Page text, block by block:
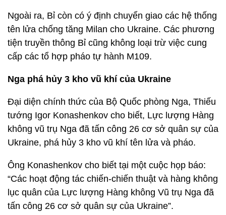
Ngoài ra, Bỉ còn có ý định chuyển giao các hệ thống
tên lửa chống tăng Milan cho Ukraine. Các phương
tiện truyền thông Bỉ cũng không loại trừ việc cung
cấp các tổ hợp pháo tự hành M109.
Nga phá hủy 3 kho vũ khí của Ukraine
Đại diện chính thức của Bộ Quốc phòng Nga, Thiếu
tướng Igor Konashenkov cho biết, Lực lượng Hàng
không vũ trụ Nga đã tấn công 26 cơ sở quân sự của
Ukraine, phá hủy 3 kho vũ khí tên lửa và pháo.
Ông Konashenkov cho biết tại một cuộc họp báo:
“Các hoạt động tác chiến-chiến thuật và hàng không
lục quân của Lực lượng Hàng không Vũ trụ Nga đã
tấn công 26 cơ sở quân sự của Ukraine”.